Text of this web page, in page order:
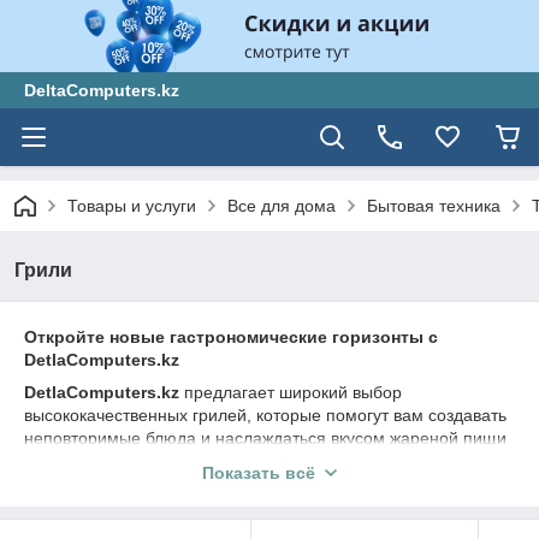
DeltaComputers.kz
Товары и услуги Все для дома Бытовая техника
Грили
Откройте новые гастрономические горизонты с
DetlaComputers.kz
DetlaComputers.kz предлагает широкий выбор
высококачественных грилей, которые помогут вам создавать
неповторимые блюда и наслаждаться вкусом жареной пищи
экспертами в области техники для кухни и поможем вам
Показать всё